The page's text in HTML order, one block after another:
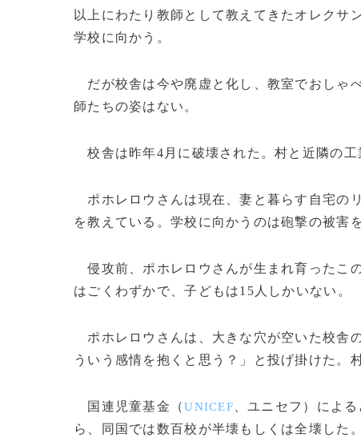
以上にわたり教師として教えてきたオレクサ
学校に向かう。
だが校舎は今や廃虚と化し、教室でおしゃ
師たちの姿はない。
校舎は昨年4月に破壊された。村と近隣の工
ポホレロウさんは現在、妻と暮らす自宅の
を教えている。学校に向かうのは砲撃の被害
侵攻前、ポホレロウさんが生まれ育ったこ
はごくわずかで、子どもは15人しかいない。
ポホレロウさんは、大きな穴が空いた校舎
ういう感情を抱くと思う？」と投げ掛けた。
国連児童基金（UNICEF 、ユニセフ）によ
ら、同国では数百校が半壊もしくは全壊した